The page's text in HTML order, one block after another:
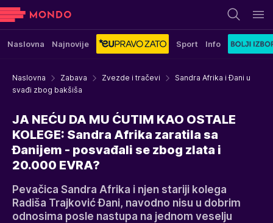
Naslovna Najnovije Sport Info
Naslovna Zabava Zvezde i tračevi
Sandra Afrika i Đani u
svađi zbog bakšiša
JA NEĆU DA MU ĆUTIM KAO OSTALE
KOLEGE: Sandra Afrika zaratila sa
Đanijem - posvađali se zbog zlata i
20.000 EVRA?
Pevačica Sandra Afrika i njen stariji kolega
Radiša Trajković Đani, navodno nisu u dobrim
odnosima posle nastupa na jednom veselju